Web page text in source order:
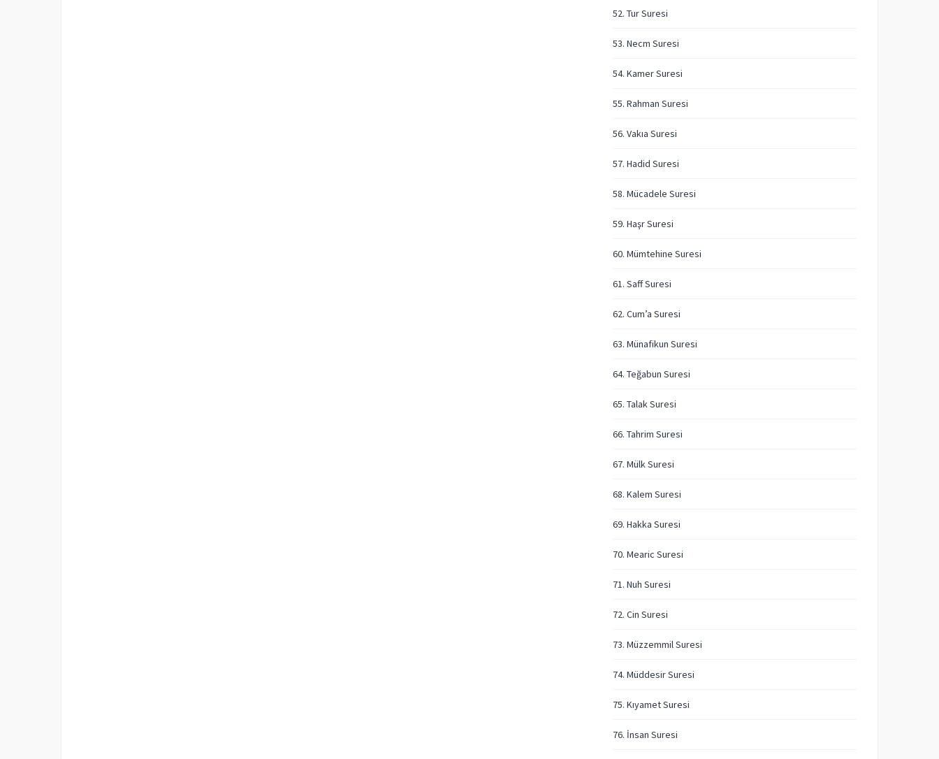
52. Tur Suresi
53. Necm Suresi
54. Kamer Suresi
55. Rahman Suresi
56. Vakıa Suresi
57. Hadid Suresi
58. Mücadele Suresi
59. Haşr Suresi
60. Mümtehine Suresi
61. Saff Suresi
62. Cum’a Suresi
63. Münafikun Suresi
64. Teğabun Suresi
65. Talak Suresi
66. Tahrim Suresi
67. Mülk Suresi
68. Kalem Suresi
69. Hakka Suresi
70. Mearic Suresi
71. Nuh Suresi
72. Cin Suresi
73. Müzzemmil Suresi
74. Müddesir Suresi
75. Kıyamet Suresi
76. İnsan Suresi